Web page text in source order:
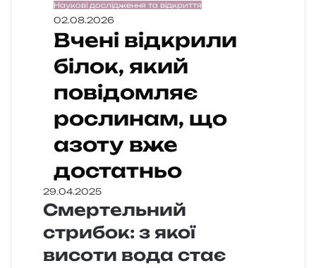
Наукові дослідження та відкриття
02.08.2026
Вчені відкрили
білок, який
повідомляє
рослинам, що
азоту вже
достатньо
29.04.2025
Смертельний
стрибок: з якої
висоти вода стає